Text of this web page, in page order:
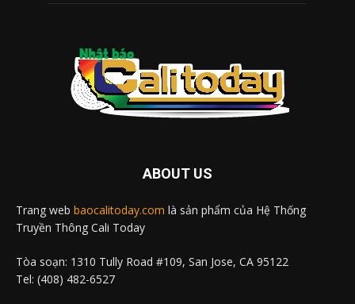
ABOUT US
Trang web baocalitoday.com là sản phẩm của Hệ Thống
Truyền Thông Cali Today
Tòa soạn: 1310 Tully Road #109, San Jose, CA 95122
Tel: (408) 482-6527